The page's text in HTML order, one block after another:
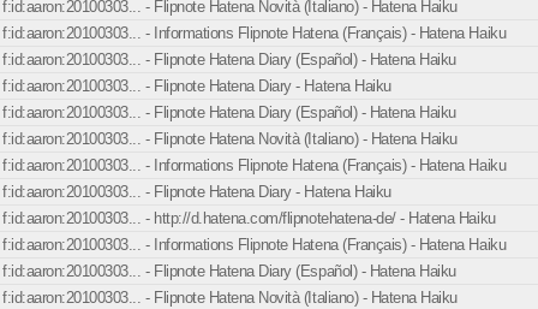
f:id:aaron:20100303... - Flipnote Hatena Novità (Italiano) - Hatena Haiku
f:id:aaron:20100303... - Informations Flipnote Hatena (Français) - Hatena Haiku
f:id:aaron:20100303... - Flipnote Hatena Diary (Español) - Hatena Haiku
f:id:aaron:20100303... - Flipnote Hatena Diary - Hatena Haiku
f:id:aaron:20100303... - Flipnote Hatena Diary (Español) - Hatena Haiku
f:id:aaron:20100303... - Flipnote Hatena Novità (Italiano) - Hatena Haiku
f:id:aaron:20100303... - Informations Flipnote Hatena (Français) - Hatena Haiku
f:id:aaron:20100303... - Flipnote Hatena Diary - Hatena Haiku
f:id:aaron:20100303... - http://d.hatena.com/flipnotehatena-de/ - Hatena Haiku
f:id:aaron:20100303... - Informations Flipnote Hatena (Français) - Hatena Haiku
f:id:aaron:20100303... - Flipnote Hatena Diary (Español) - Hatena Haiku
f:id:aaron:20100303... - Flipnote Hatena Novità (Italiano) - Hatena Haiku